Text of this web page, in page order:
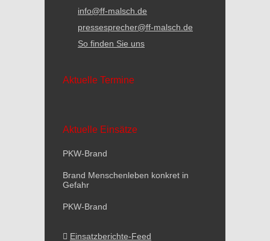
info@ff-malsch.de
pressesprecher@ff-malsch.de
So finden Sie uns
Aktuelle Termine
Aktuelle Einsätze
PKW-Brand
Brand Menschenleben konkret in
Gefahr
PKW-Brand
Einsatzberichte-Feed